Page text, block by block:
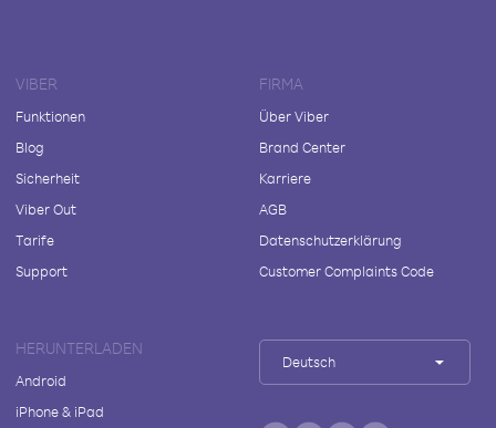
VIBER
Funktionen
Blog
Sicherheit
Viber Out
Tarife
Support
FIRMA
Über Viber
Brand Center
Karriere
AGB
Datenschutzerklärung
Customer Complaints Code
HERUNTERLADEN
Android
iPhone & iPad
Deutsch